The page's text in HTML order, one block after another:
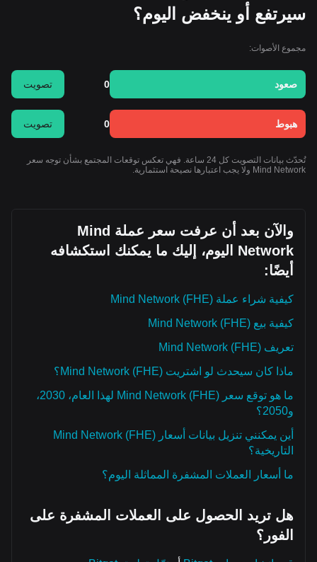
سيرتفع أو ينخفض اليوم؟
مجموع الأصوات:
صعود 0 تصويت
هبوط 0 تصويت
تُحدّث بيانات التصويت كل 24 ساعة. فهي تعكس توقعات المجتمع بشأن توجه سعر
Mind Network ولا يجب اعتبارها نصيحة استثمارية.
والآن بعد أن عرفت سعر عملة Mind
Network اليوم، إليك ما يمكنك استكشافه
أيضًا:
كيفية شراء عملة Mind Network (FHE)
كيفية بيع Mind Network (FHE)
تعريف Mind Network (FHE)
ماذا كان سيحدث لو اشتريت Mind Network (FHE)؟
ما هو توقع سعر Mind Network (FHE) لهذا العام، 2030،
و2050؟
أين يمكنني تنزيل بيانات أسعار Mind Network (FHE)
التاريخية؟
ما أسعار العملات المشفرة المماثلة اليوم؟
هل تريد الحصول على العملات المشفرة على
الفور؟